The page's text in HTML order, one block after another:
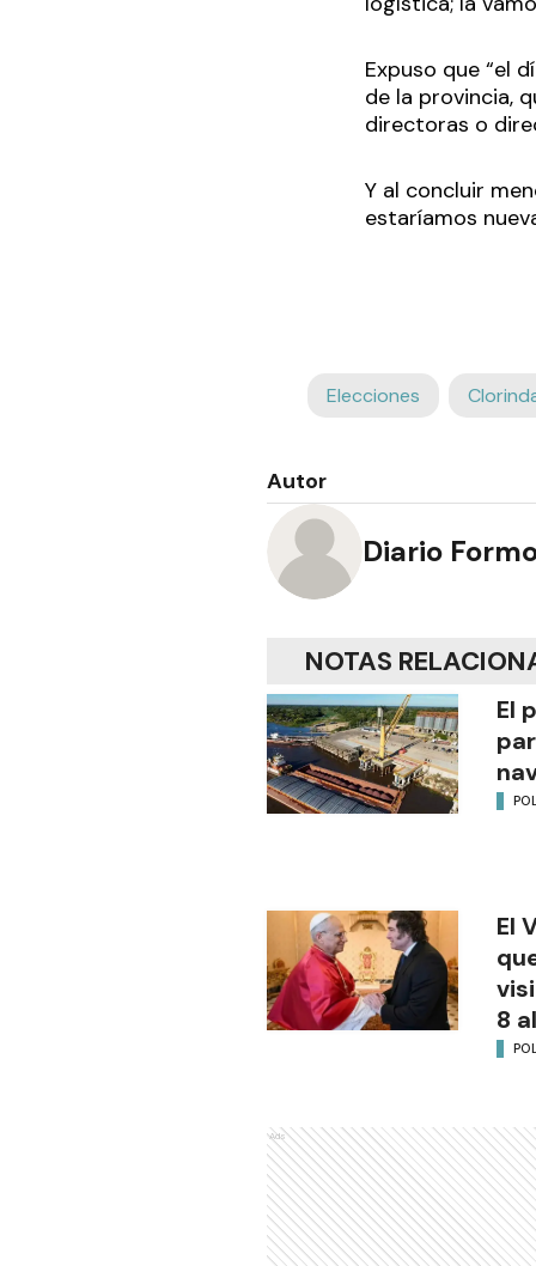
Expuso que “el
de la provincia,
directoras o
Y al concluir
estaríamos
Elecciones
Autor
Diario
NOTAS
El
El
8
Ads